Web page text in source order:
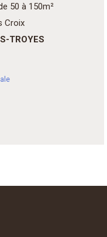
50 à 150m²
Croix
TROYES